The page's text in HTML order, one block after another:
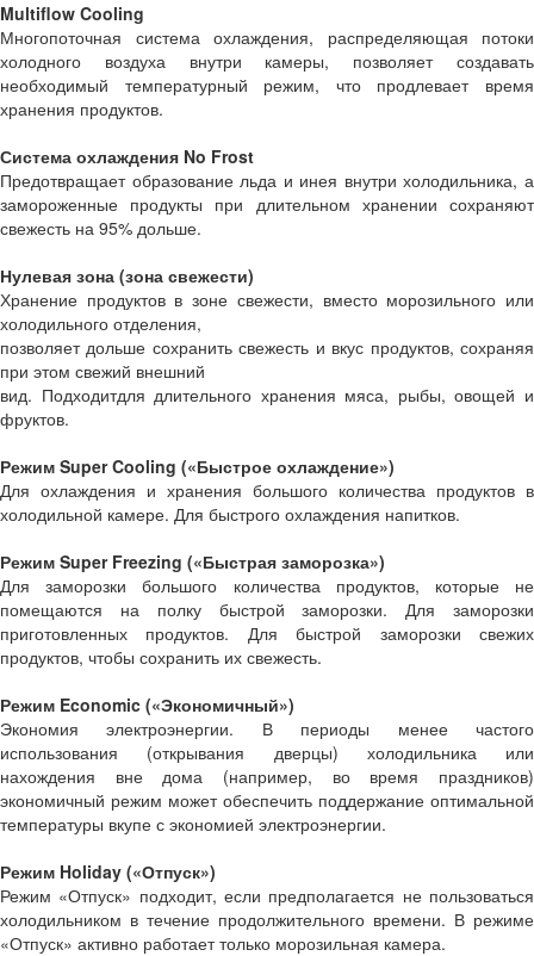
Multiflow Cooling
Многопоточная система охлаждения, распределяющая потоки
холодного воздуха внутри камеры, позволяет создавать
необходимый температурный режим, что продлевает время
хранения продуктов.
Система охлаждения No Frost
Предотвращает образование льда и инея внутри холодильника, а
замороженные продукты при длительном хранении сохраняют
свежесть на 95% дольше.
Нулевая зона (зона свежести)
Хранение продуктов в зоне свежести, вместо морозильного или
холодильного отделения,
позволяет дольше сохранить свежесть и вкус продуктов, сохраняя
при этом свежий внешний
вид. Подходитдля длительного хранения мяса, рыбы, овощей и
фруктов.
Режим Super Cooling («Быстрое охлаждение»)
Для охлаждения и хранения большого количества продуктов в
холодильной камере. Для быстрого охлаждения напитков.
Режим Super Freezing («Быстрая заморозка»)
Для заморозки большого количества продуктов, которые не
помещаются на полку быстрой заморозки. Для заморозки
приготовленных продуктов. Для быстрой заморозки свежих
продуктов, чтобы сохранить их свежесть.
Режим Economic («Экономичный»)
Экономия электроэнергии. В периоды менее частого
использования (открывания дверцы) холодильника или
нахождения вне дома (например, во время праздников)
экономичный режим может обеспечить поддержание оптимальной
температуры вкупе с экономией электроэнергии.
Режим Holiday («Отпуск»)
Режим «Отпуск» подходит, если предполагается не пользоваться
холодильником в течение продолжительного времени. В режиме
«Отпуск» активно работает только морозильная камера.